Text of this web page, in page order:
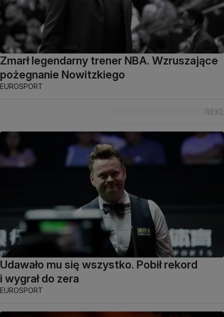
Zmarł legendarny trener NBA. Wzruszające
pożegnanie Nowitzkiego
EUROSPORT
Udawało mu się wszystko. Pobił rekord
i wygrał do zera
EUROSPORT